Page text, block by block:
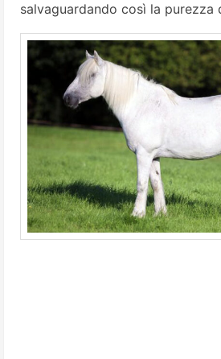
salvaguardando così la purezza